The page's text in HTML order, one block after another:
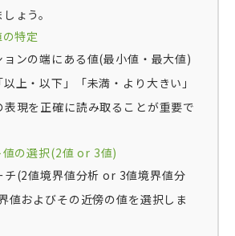
ょう。
特定
ンの端にある値(最小値・最大値)
上・以下」「未満・より大きい」
表現を正確に読み取ることが重要で
の選択(2値 or 3値)
チ(2値境界値分析 or 3値境界値分
値およびその近傍の値を選択しま